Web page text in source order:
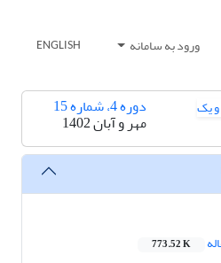
ورود به سامانه ENGLISH
دوره 4، شماره 15
مهر و آبان 1402
773.52 K